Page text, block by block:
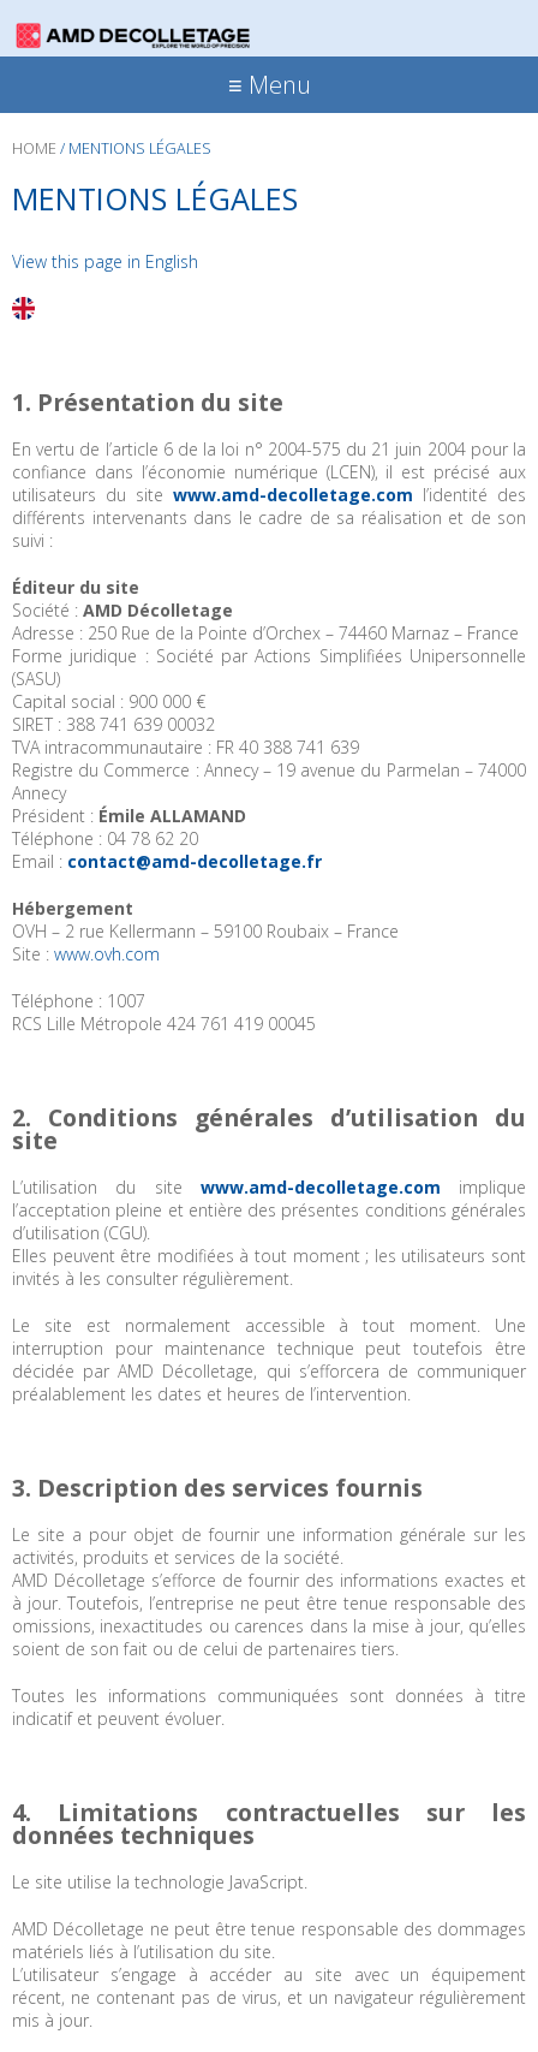
≡ Menu
HOME / MENTIONS LÉGALES
MENTIONS LÉGALES
View this page in English
1. Présentation du site
En vertu de l’article 6 de la loi n° 2004-575 du 21 juin 2004 pour la
confiance dans l’économie numérique (LCEN), il est précisé aux
utilisateurs du sitewww.amd-decolletage.com l’identité des
différents intervenants dans le cadre de sa réalisation et de son
suivi :
Éditeur du site
Société : AMD Décolletage
Adresse : 250 Rue de la Pointe d’Orchex – 74460 Marnaz – France
Forme juridique : Société par Actions Simplifiées Unipersonnelle
(SASU)
Capital social : 900 000 €
SIRET : 388 741 639 00032
TVA intracommunautaire : FR 40 388 741 639
Registre du Commerce : Annecy – 19 avenue du Parmelan – 74000
Annecy
Président : Émile ALLAMAND
Téléphone : 04 78 62 20
Email : contact@amd-decolletage.fr
Hébergement
OVH – 2 rue Kellermann – 59100 Roubaix – France
Site : www.ovh.com
Téléphone : 1007
RCS Lille Métropole 424 761 419 00045
2. Conditions générales d’utilisation du
site
L’utilisation du site www.amd-decolletage.com implique
l’acceptation pleine et entière des présentes conditions générales
d’utilisation (CGU).
Elles peuvent être modifiées à tout moment ; les utilisateurs sont
invités à les consulter régulièrement.
Le site est normalement accessible à tout moment. Une
interruption pour maintenance technique peut toutefois être
décidée par AMD Décolletage, qui s’efforcera de communiquer
préalablement les dates et heures de l’intervention.
3. Description des services fournis
Le site a pour objet de fournir une information générale sur les
activités, produits et services de la société.
AMD Décolletage s’efforce de fournir des informations exactes et
à jour. Toutefois, l’entreprise ne peut être tenue responsable des
omissions, inexactitudes ou carences dans la mise à jour, qu’elles
soient de son fait ou de celui de partenaires tiers.
Toutes les informations communiquées sont données à titre
indicatif et peuvent évoluer.
4. Limitations contractuelles sur les
données techniques
Le site utilise la technologie JavaScript.
AMD Décolletage ne peut être tenue responsable des dommages
matériels liés à l’utilisation du site.
L’utilisateur s’engage à accéder au site avec un équipement
récent, ne contenant pas de virus, et un navigateur régulièrement
mis à jour.